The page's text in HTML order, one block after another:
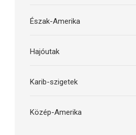
Észak-Amerika
Hajóutak
Karib-szigetek
Közép-Amerika